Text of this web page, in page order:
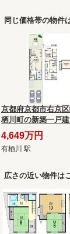
同じ価格帯の物件
京都府京都市右京
栖川町の新築一戸
4,649万円
有栖川 駅
広さの近い物件は